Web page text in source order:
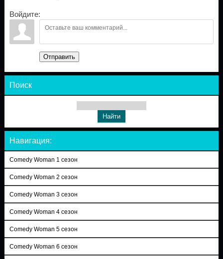
Войдите:
Отправить
Поиск
Навигация:
Comedy Woman 1 сезон
Comedy Woman 2 сезон
Comedy Woman 3 сезон
Comedy Woman 4 сезон
Comedy Woman 5 сезон
Comedy Woman 6 сезон